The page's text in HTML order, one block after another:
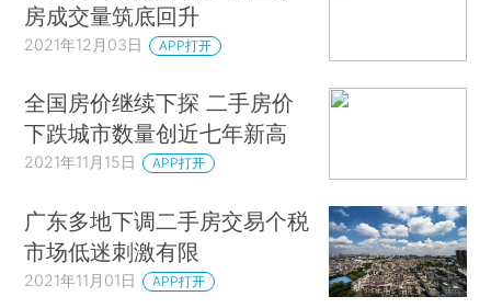
房成交量筑底回升
2021年12月03日 APP打开
全国房价继续下探 二手房价
下跌城市数量创近七年新高
2021年11月15日 APP打开
广东多地下调二手房交易个税
市场低迷刺激有限
2021年11月01日 APP打开